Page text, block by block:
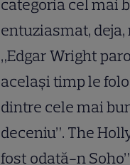
categoria cel mai
entuziasmat,
„Edgar Wright
același timp le
dintre cele mai
deceniu”. The
fost odată-n